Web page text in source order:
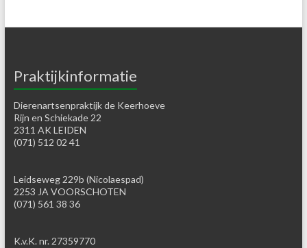
Praktijkinformatie
Dierenartsenpraktijk de Keerhoeve
Rijn en Schiekade 22
2311 AK LEIDEN
(071) 512 02 41
Leidseweg 229b (Nicolaespad)
2253 JA VOORSCHOTEN
(071) 561 38 36
K.v.K. nr. 27359770